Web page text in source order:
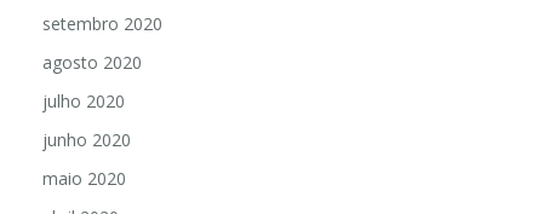
setembro 2020
agosto 2020
julho 2020
junho 2020
maio 2020